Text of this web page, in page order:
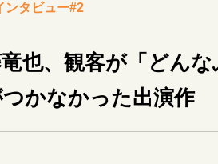
地域とつながる/お金との付き合い方
ンタビュー#2
也、観客が「どん
かなかった出演作